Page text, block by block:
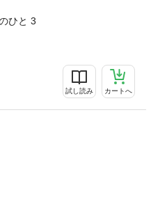
ひと 3
試し読み カートへ